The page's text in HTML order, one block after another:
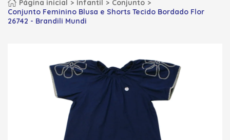
Página inicial Infantil
Conjunto
Conjunto Feminino Blusa e Shorts Tecido Bordado Flor
26742 - Brandili Mundi